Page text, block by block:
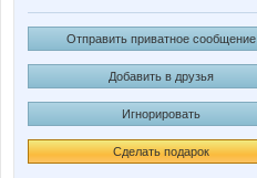
Отправить приватное сообщение
Добавить в друзья
Игнорировать
Сделать подарок